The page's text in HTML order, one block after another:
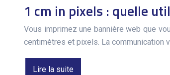
1 cm in pixels : quelle
Vous imprimez une bannière web que
centimètres et pixels. La communication
Lire la suite